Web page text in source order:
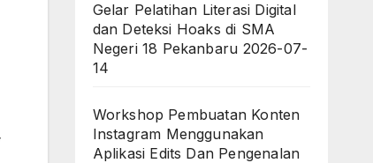
Gelar Pelatihan Literasi Digital
dan Deteksi Hoaks di SMA
Negeri 18 Pekanbaru 2026-07-
14
Workshop Pembuatan Konten
Instagram Menggunakan
Aplikasi Edits Dan Pengenalan